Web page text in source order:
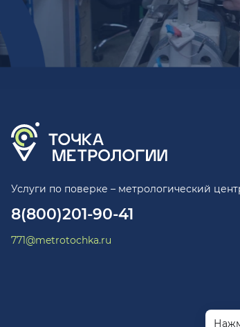
Услуги по поверке – метрологический
8(800)201-90-41
771@metrotochka.ru